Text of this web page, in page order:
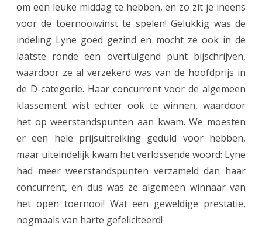
o
o
D
e
P
a
r
d
om een leuke middag te hebben, en zo zit je ineens
voor de toernooiwinst te spelen! Gelukkig was de
indeling Lyne goed gezind en mocht ze ook in de
laatste ronde een overtuigend punt bijschrijven,
waardoor ze al verzekerd was van de hoofdprijs in
de D-categorie. Haar concurrent voor de algemeen
klassement wist echter ook te winnen, waardoor
het op weerstandspunten aan kwam. We moesten
er een hele prijsuitreiking geduld voor hebben,
maar uiteindelijk kwam het verlossende woord: Lyne
had meer weerstandspunten verzameld dan haar
concurrent, en dus was ze algemeen winnaar van
het open toernooi! Wat een geweldige prestatie,
nogmaals van harte gefeliciteerd!